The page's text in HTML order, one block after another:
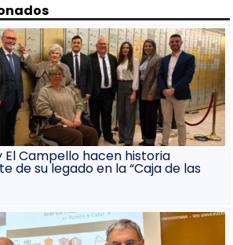
El Campello hacen historia
de su legado en la “Caja de las